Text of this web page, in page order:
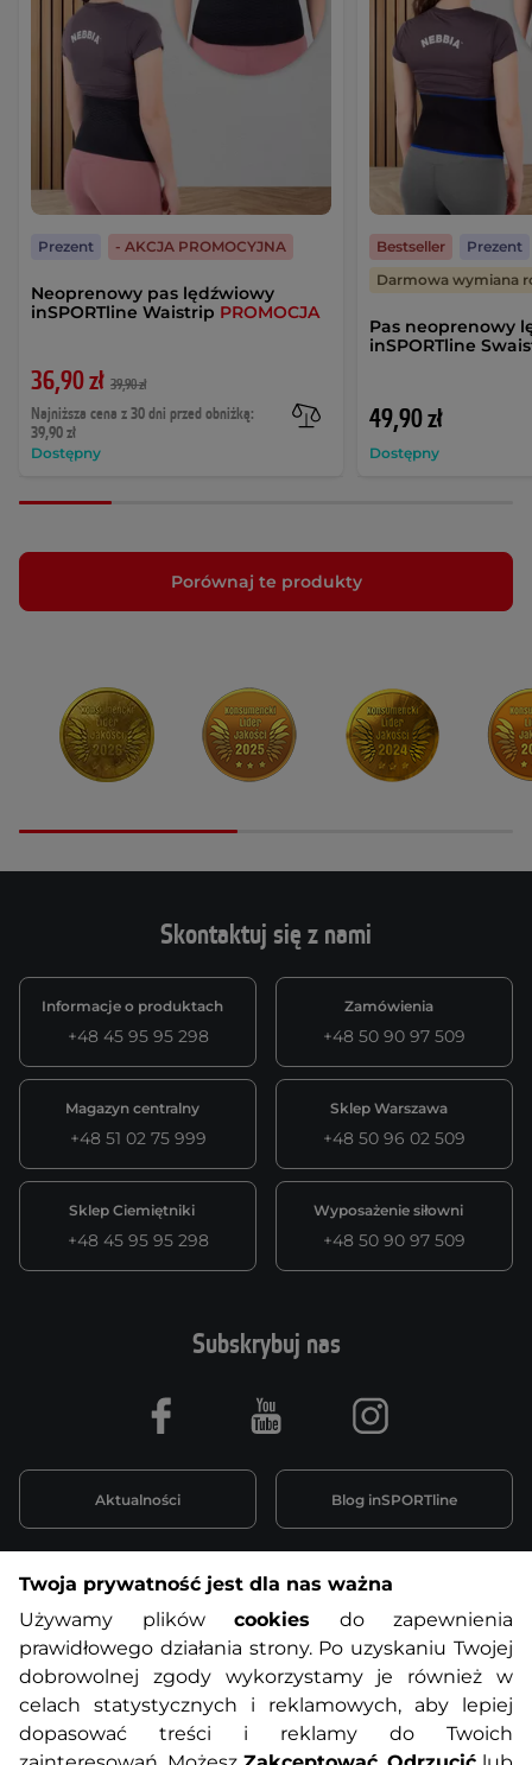
Neoprenowy pas lędźwiowy
inSPORTline Waistrip PROMOCJA
36,90 zł 39,90 zł
Najniższa cena z 30 dni przed obniżką:
39,90 zł
Dostępny
Prezent - AKCJA PROMOCYJNA
Pas neoprenowy
inSPORTline
49,90 zł
Dostępny
Bestseller
Prezent
Darmowa wymiana
Porównaj te produkty
Skontaktuj się z nami
Informacje o produktach
+48 45 95 95 298
Zamówienia
+48 50 90 97 509
Magazyn centralny
+48 51 02 75 999
Sklep Warszawa
+48 50 96 02 509
Sklep Ciemiętniki
+48 45 95 95 298
Wyposażenie siłowni
+48 50 90 97 509
Informacje o zakupach
O nas Regulamin sklepu
Polityka prywatności Koszty przesyłek
Subskrybuj nas
Aktualności Blog inSPORTline
Facebook Youtube Instagram
Twoja prywatność jest dla nas ważna
Używamy plików cookies do zapewnienia
prawidłowego działania strony. Po uzyskaniu Twojej
dobrowolnej zgody wykorzystamy je również w
celach statystycznych i reklamowych, aby lepiej
dopasować treści i reklamy do Twoich